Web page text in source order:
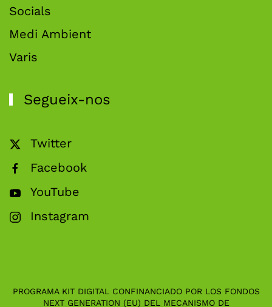
Socials
Medi Ambient
Varis
Segueix-nos
Twitter
Facebook
YouTube
Instagram
PROGRAMA KIT DIGITAL CONFINANCIADO POR LOS FONDOS
NEXT GENERATION (EU) DEL MECANISMO DE